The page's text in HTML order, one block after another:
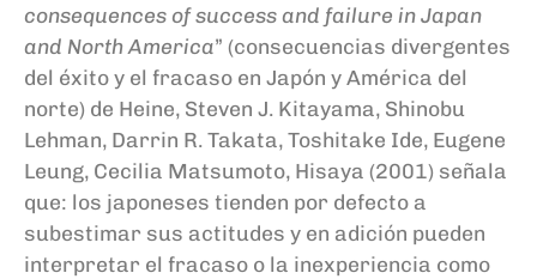
consequences of success and failure in Japan
and North America” (consecuencias divergentes
del éxito y el fracaso en Japón y América del
norte) de Heine, Steven J. Kitayama, Shinobu
Lehman, Darrin R. Takata, Toshitake Ide, Eugene
Leung, Cecilia Matsumoto, Hisaya (2001) señala
que: los japoneses tienden por defecto a
subestimar sus actitudes y en adición pueden
interpretar el fracaso o la inexperiencia como